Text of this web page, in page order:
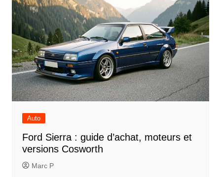
Auto
Ford Sierra : guide d’achat, moteurs et
versions Cosworth
Marc P